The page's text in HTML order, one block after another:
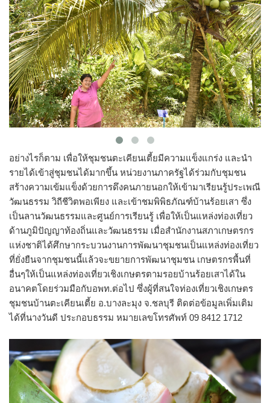
อย่างไรก็ตาม เพื่อให้ชุมชนตะเคียนเตี้ยมีความแข็งแกร่ง และนำ
รายได้เข้าสู่ชุมชนได้มากขึ้น หน่วยงานภาครัฐได้ร่วมกับชุมชน
สร้างความเข้มแข็งด้วยการดึงคนภายนอกให้เข้ามาเรียนรู้ประเพณี
วัฒนธรรม วิถีชีวิตพอเพียง และเข้าชมพิพิธภัณฑ์บ้านร้อยเสา ซึ่ง
เป็นลานวัฒนธรรมและศูนย์การเรียนรู้ เพื่อให้เป็นแหล่งท่องเที่ยว
ด้านภูมิปัญญาท้องถิ่นและวัฒนธรรม เมื่อสำนักงานสภาเกษตรกร
แห่งชาติได้ศึกษากระบวนงานการพัฒนาชุมชนเป็นแหล่งท่องเที่ยว
ที่ยั่งยืนจากชุมชนนี้แล้วจะขยายการพัฒนาชุมชน เกษตรกรพื้นที่
อื่นๆให้เป็นแหล่งท่องเที่ยวเชิงเกษตรตามรอยบ้านร้อยเสาได้ใน
อนาคตโดยร่วมมือกับอพท.ต่อไป ซึ่งผู้ที่สนใจท่องเที่ยวเชิงเกษตร
ชุมชนบ้านตะเคียนเตี้ย อ.บางละมุง จ.ชลบุรี ติดต่อข้อมูลเพิ่มเติม
ได้ที่นางวันดี ประกอบธรรม หมายเลขโทรศัพท์ 09 8412 1712